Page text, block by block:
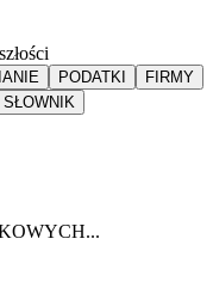
PODATKI
FIRMY
SŁOWNIK